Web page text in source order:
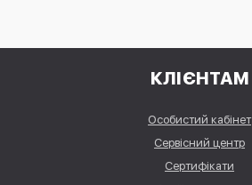
КЛІЄНТАМ
Особистий кабінет
Сервісний центр
Сертифікати